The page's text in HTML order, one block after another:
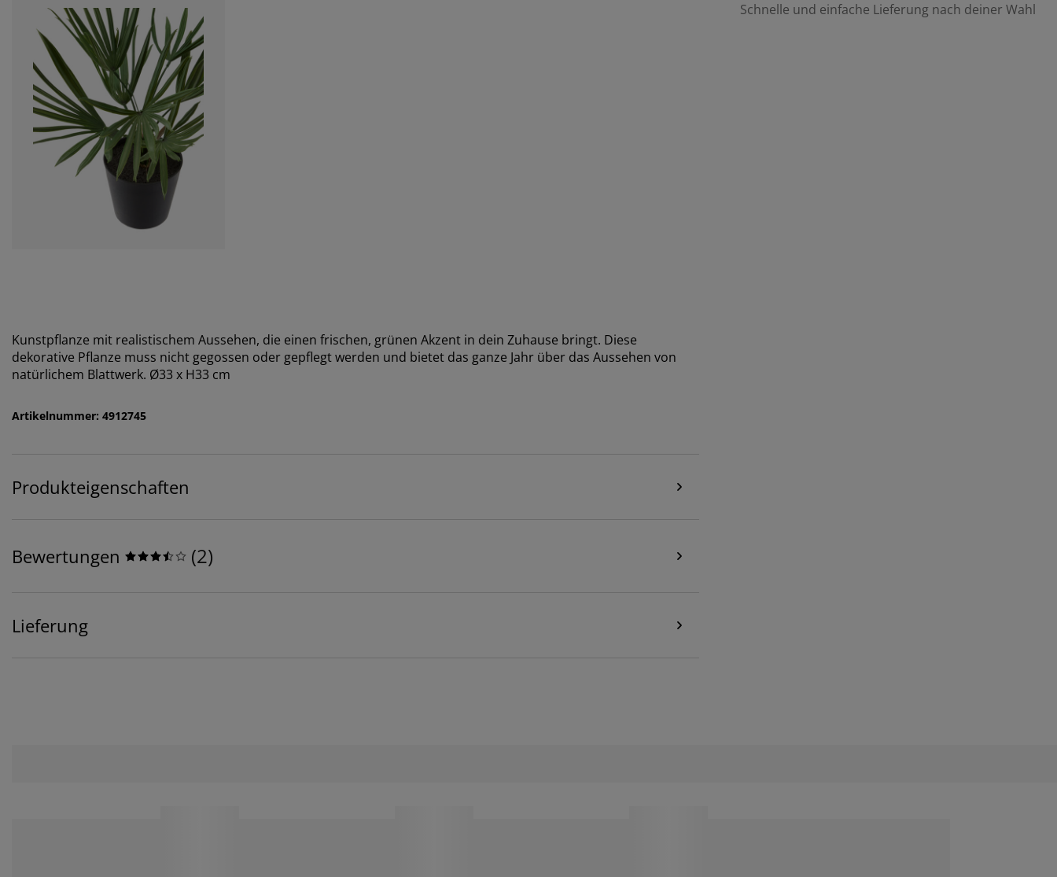
Schnelle und einfache Lieferung nach deiner Wahl
Kunstpflanze mit realistischem Aussehen, die einen frischen, grünen Akzent in dein Zuhause bringt. Diese
dekorative Pflanze muss nicht gegossen oder gepflegt werden und bietet das ganze Jahr über das Aussehen von
natürlichem Blattwerk. Ø33 x H33 cm
Artikelnummer: 4912745
Produkteigenschaften
Bewertungen (2)
Lieferung